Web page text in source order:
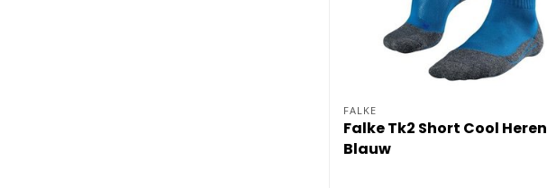
FALKE
Falke Tk2 Short Cool Heren
Blauw